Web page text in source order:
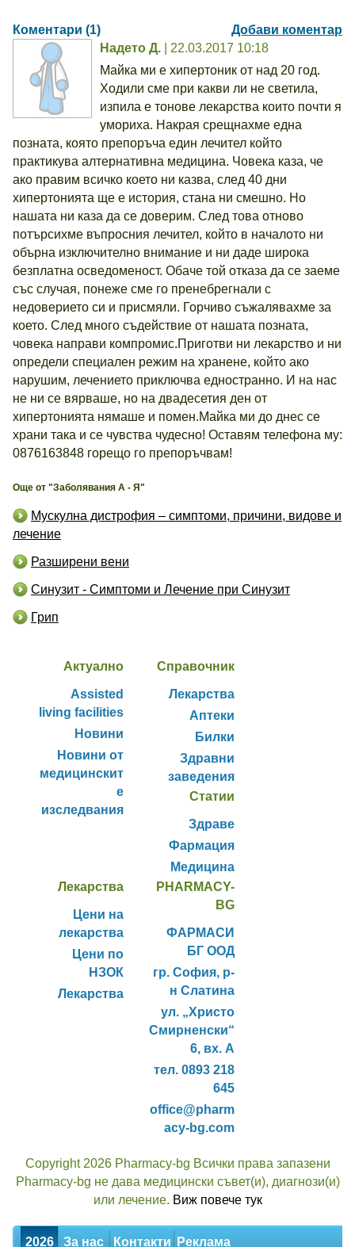
Коментари (1)
Добави коментар
Надето Д. | 22.03.2017 10:18
Майка ми е хипертоник от над 20 год.
Ходили сме при какви ли не светила,
изпила е тонове лекарства които почти я
умориха. Накрая срещнахме една
позната, която препоръча един лечител който
практикува алтернативна медицина. Човека каза, че
ако правим всичко което ни казва, след 40 дни
хипертонията ще е история, стана ни смешно. Но
нашата ни каза да се доверим. След това отново
потърсихме въпросния лечител, който в началото ни
обърна изключително внимание и ни даде широка
безплатна осведоменост. Обаче той отказа да се заеме
със случая, понеже сме го пренебрегнали с
недоверието си и присмяли. Горчиво съжалявахме за
което. След много съдействие от нашата позната,
човека направи компромис.Приготви ни лекарство и ни
определи специален режим на хранене, който ако
нарушим, лечението приключва едностранно. И на нас
не ни се вярваше, но на двадесетия ден от
хипертонията нямаше и помен.Майка ми до днес се
храни така и се чувства чудесно! Оставям телефона му:
0876163848 горещо го препоръчвам!
Още от "Заболявания А - Я"
Мускулна дистрофия – симптоми, причини, видове и
лечение
Разширени вени
Синузит - Симптоми и Лечение при Синузит
Грип
Актуално
Assisted
living facilities
Новини
Новини от
медицинскит
е
изследвания
Справочник
Лекарства
Аптеки
Билки
Здравни
заведения
Статии
Здраве
Фармация
Медицина
Лекарства
Цени на
лекарства
Цени по
НЗОК
Лекарства
PHARMACY-
BG
ФАРМАСИ
БГ ООД
гр. София, р-
н Слатина
ул. „Христо
Смирненски“
6, вх. А
тел. 0893 218
645
office@pharm
acy-bg.com
Copyright 2026 Pharmacy-bg Всички права запазени
Pharmacy-bg не дава медицински съвет(и), диагнози(и)
или лечение. Виж повече тук
2026 За нас Контакти Реклама